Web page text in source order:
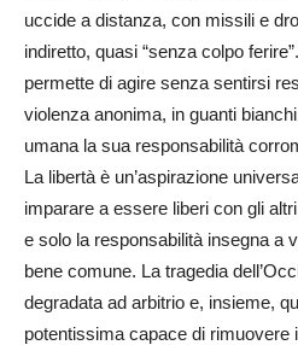
uccide a distanza, con missili e
indiretto, quasi “senza colpo
permette di agire senza sentirsi
violenza anonima, in guanti
umana la sua responsabilità
La libertà è un’aspirazione
imparare a essere liberi con gli
e solo la responsabilità insegna a
bene comune. La tragedia
degradata ad arbitrio e, insieme,
potentissima capace di rimuovere